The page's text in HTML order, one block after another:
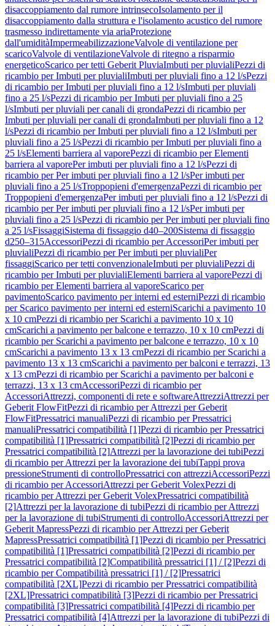
disaccoppiamento dal rumore intrinsecoIsolamento per il
disaccoppiamento dalla struttura e l'isolamento acustico del rumore
trasmesso indirettamente via ariaProtezione
dall'umiditàImpermeabilizzazioneValvole di ventilazione per
scaricoValvole di ventilazioneValvole di ritegno a risparmio
energeticoScarico per tetti Geberit PluviaImbuti per pluvialiPezzi di
ricambio per Imbuti per pluvialiImbuti per pluviali fino a 12 l/sPezzi
di ricambio per Imbuti per pluviali fino a 12 l/sImbuti per pluviali
fino a 25 l/sPezzi di ricambio per Imbuti per pluviali fino a 25
l/sImbuti per pluviali per canali di grondaPezzi di ricambio per
Imbuti per pluviali per canali di grondaImbuti per pluviali fino a 12
l/sPezzi di ricambio per Imbuti per pluviali fino a 12 l/sImbuti per
pluviali fino a 25 l/sPezzi di ricambio per Imbuti per pluviali fino a
25 l/sElementi barriera al vaporePezzi di ricambio per Elementi
barriera al vaporePer imbuti per pluviali fino a 12 l/sPezzi di
ricambio per Per imbuti per pluviali fino a 12 l/sPer imbuti per
pluviali fino a 25 l/sTroppopieni d'emergenzaPezzi di ricambio per
Troppopieni d'emergenzaPer imbuti per pluviali fino a 12 l/sPezzi di
ricambio per Per imbuti per pluviali fino a 12 l/sPer imbuti per
pluviali fino a 25 l/sPezzi di ricambio per Per imbuti per pluviali fino
a 25 l/sFissaggiSistema di fissaggio d40–200Sistema di fissaggio
d250–315AccessoriPezzi di ricambio per AccessoriPer imbuti per
pluvialiPezzi di ricambio per Per imbuti per pluvialiPer
fissaggiScarico per tetti convenzionaleImbuti per pluvialiPezzi di
ricambio per Imbuti per pluvialiElementi barriera al vaporePezzi di
ricambio per Elementi barriera al vaporeScarico per
pavimentoScarico pavimento per interni ed esterniPezzi di ricambio
per Scarico pavimento per interni ed esterniScarichi a pavimento 10
x 10 cmPezzi di ricambio per Scarichi a pavimento 10 x 10
cmScarichi a pavimento per balcone e terrazzo, 10 x 10 cmPezzi di
ricambio per Scarichi a pavimento per balcone e terrazzo, 10 x 10
cmScarichi a pavimento 13 x 13 cmPezzi di ricambio per Scarichi a
pavimento 13 x 13 cmScarichi a pavimento per balconi e terrazzi, 13
x 13 cmPezzi di ricambio per Scarichi a pavimento per balconi e
terrazzi, 13 x 13 cmAccessoriPezzi di ricambio per
AccessoriAttrezzi, componenti di rete e softwareAttrezziAttrezzi per
Geberit FlowFitPezzi di ricambio per Attrezzi per Geberit
FlowFitPressatrici manualiPezzi di ricambio per Pressatrici
manualiPressatrici compatibilità [1]Pezzi di ricambio per Pressatrici
compatibilità [1]Pressatrici compatibilità [2]Pezzi di ricambio per
Pressatrici compatibilità [2]Attrezzi per la lavorazione dei tubiPezzi
di ricambio per Attrezzi per la lavorazione dei tubiTappi prova
pressioneStrumenti di controlloPressatrici con attrezziAccessoriPezzi
di ricambio per AccessoriAttrezzi per Geberit VolexPezzi di
ricambio per Attrezzi per Geberit VolexPressatrici compatibilità
[2]Attrezzi per la lavorazione di tubiPezzi di ricambio per Attrezzi
per la lavorazione di tubiStrumenti di controlloAccessoriAttrezzi per
Geberit MapressPezzi di ricambio per Attrezzi per Geberit
MapressPressatrici compatibilità [1]Pezzi di ricambio per Pressatrici
compatibilità [1]Pressatrici compatibilità [2]Pezzi di ricambio per
Pressatrici compatibilità [2]Compatibilità pressatrici [1] / [2]Pezzi di
ricambio per Compatibilità pressatrici [1] / [2]Pressatrici
compatibilità [2XL]Pezzi di ricambio per Pressatrici compatibilità
[2XL]Pressatrici compatibilità [3]Pezzi di ricambio per Pressatrici
compatibilità [3]Pressatrici compatibilità [4]Pezzi di ricambio per
Pressatrici compatibilità [4]Attrezzi per la lavorazione di tubiPezzi di